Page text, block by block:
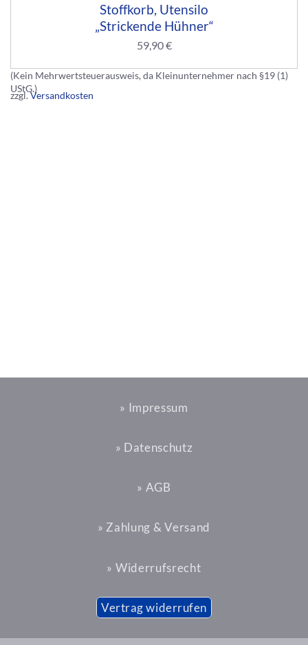
Stoffkorb, Utensilo
„Strickende Hühner“
59,90€
(Kein Mehrwertsteuerausweis, da Kleinunternehmer nach §19 (1)
UStG.)
zzgl.Versandkosten
» Impressum
» Datenschutz
» AGB
» Zahlung & Versand
» Widerrufsrecht
Vertrag widerrufen